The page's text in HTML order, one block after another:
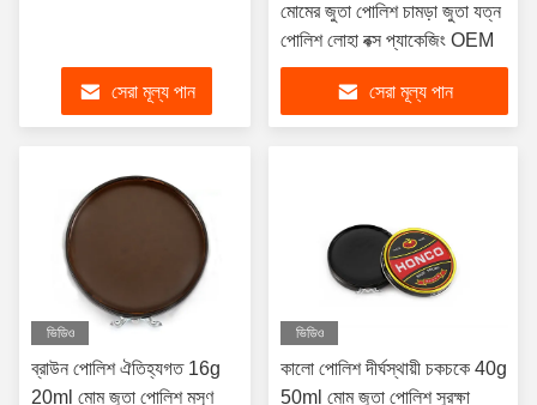
সেরা মূল্য পান
মোমের জুতা পোলিশ চামড়া জুতা যত্ন
পোলিশ লোহা বক্স প্যাকেজিং OEM
সেরা মূল্য পান
ভিডিও
ব্রাউন পোলিশ ঐতিহ্যগত 16g
20ml মোম জুতা পোলিশ মসৃণ
ভিডিও
কালো পোলিশ দীর্ঘস্থায়ী চকচকে 40g
50ml মোম জুতা পোলিশ সুরক্ষা